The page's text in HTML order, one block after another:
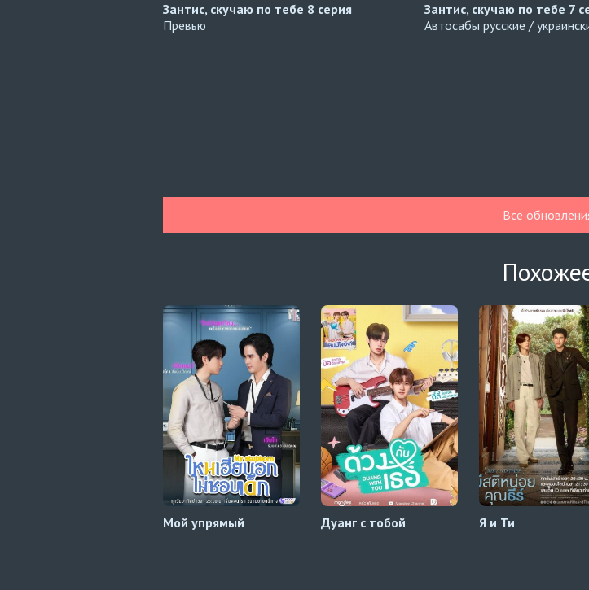
Зантис, скучаю по тебе 8 серия
Превью
Зантис, скучаю по тебе 7
Автосабы русские /
Все
Мой упрямый Дуанг с тобой Я и Ти